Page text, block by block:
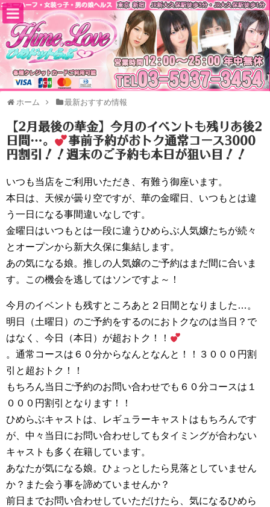
ホーム 最新おすすめ情報
【2月最後の華金】今月のイベントも残りあ後2
日間…。
事前予約がおトク通常コース3000
円割引！！週末のご予約も本日が狙い目！！
いつも当店をご利用いただき、有難う御座います。
本日は、天候が曇り空ですが、華の金曜日、いつもとは違
う一日になる事間違いなしです。
金曜日はいつもとは一段に違うひめらぶ人気嬢たちが続々
とオープンから新大久保に集結します。
あの気になる娘。推しの人気嬢のご予約はまだ間に合いま
す。この機会を逃してはソンですよ～！
今月のイベントも残すところあと２日間となりました…。
明日（土曜日）のご予約をするのにおトクなのは当日？で
はなく、今日（本日）が超おトク！！
。通常コースは６０分からなんとなんと！！３０００円割
引と超おトク！！
もちろん当日ご予約のお問い合わせでも６０分コースは１
０００円割引となります！！
ひめらぶキャストは、レギュラーキャストはもちろんです
が、中々当日にお問い合わせしてもタイミングが合わない
キャストも多く在籍しています。
あなたが気になる娘。ひょっとしたら見落としていません
か？また会う事を諦めていませんか？
前日までお問い合わせしていただけたら、気になるひめら